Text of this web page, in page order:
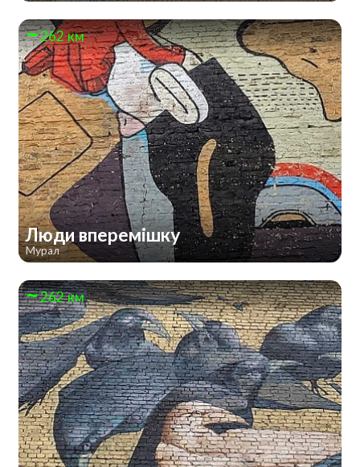
262 км
Люди вперемішку
Мурал
262 км